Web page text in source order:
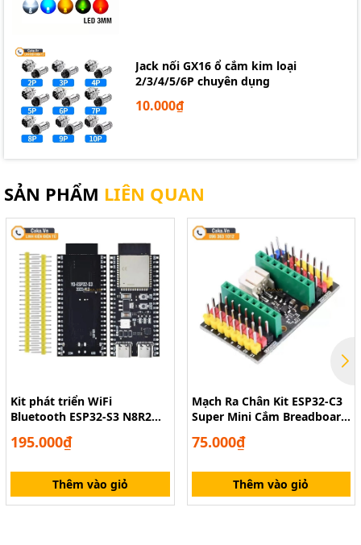
Jack nối GX16 ổ cắm kim loại
2/3/4/5/6P chuyên dụng
10.000₫
SẢN PHẨM LIÊN QUAN
Kit phát triển WiFi
Bluetooth ESP32-S3 N8R2
195.000₫
Thêm vào giỏ
Mạch Ra Chân Kit ESP32-C3
Super Mini Cắm Breadboard
75.000₫
Thêm vào giỏ